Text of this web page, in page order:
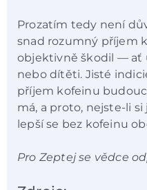
Prozatím tedy není
snad rozumný příjem
objektivně škodil — ať
nebo dítěti. Jisté
příjem kofeinu
má, a proto, nejste-li
lepší se bez kofeinu
Pro Zeptej se vědce